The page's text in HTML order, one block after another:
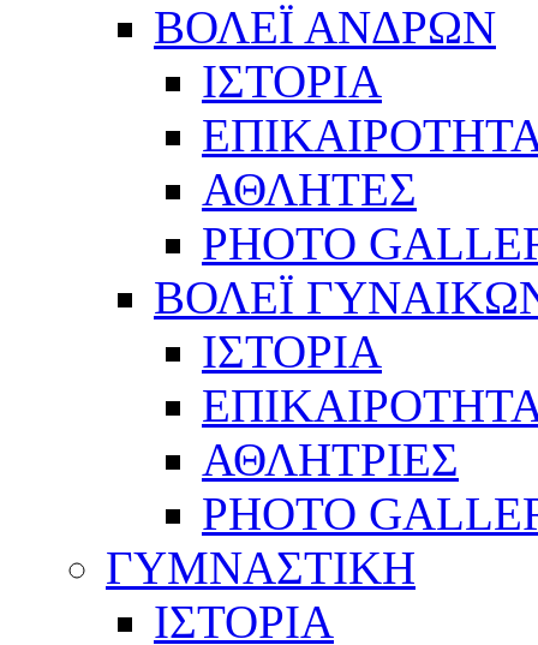
ΒΟΛΕΪ ΑΝΔΡΩΝ
ΙΣΤΟΡΙΑ
ΑΘΛΗΤΕΣ
PHOTO
ΒΟΛΕΪ
ΙΣΤΟΡΙΑ
ΑΘΛΗΤΡΙΕΣ
PHOTO
ΓΥΜΝΑΣΤΙΚΗ
ΙΣΤΟΡΙΑ